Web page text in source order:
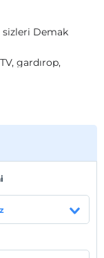
Demak
gardırop,
ve çamaşır
tüm